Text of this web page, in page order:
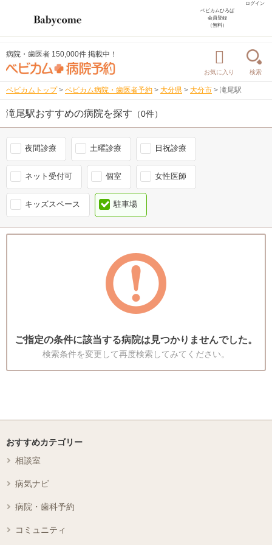
ログイン
ベビカムひろば
会員登録
（無料）
病院・歯医者 150,000件 掲載中！
お気に入り 検索
ベビカムトップ > ベビカム病院・歯医者予約 > 大分県 > 大分市 > 滝尾駅
滝尾駅おすすめの病院を探す （0件）
夜間診療 土曜診療 日祝診療
ネット受付可 個室 女性医師
キッズスペース 駐車場
ご指定の条件に該当する病院は見つかりませんでした。
検索条件を変更して再度検索してみてください。
おすすめカテゴリー
相談室
病気ナビ
病院・歯科予約
コミュニティ